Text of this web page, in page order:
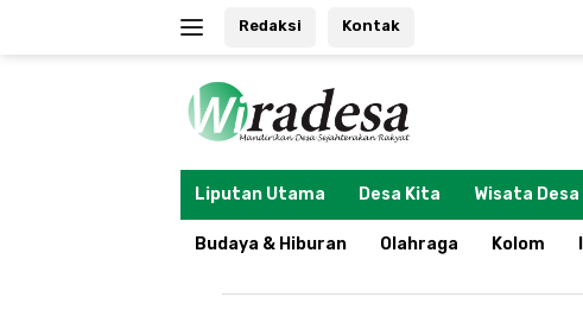
Redaksi Kontak
Liputan Utama Desa Kita Wisata Desa
Budaya & Hiburan Olahraga Kolom